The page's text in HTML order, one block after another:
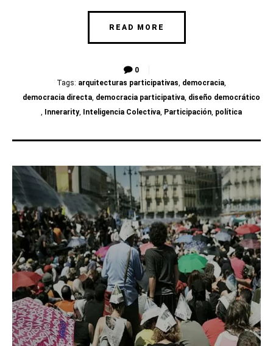
READ MORE
0
Tags: arquitecturas participativas, democracia,
democracia directa, democracia participativa, diseño democrático
,
Innerarity, Inteligencia Colectiva, Participación, política